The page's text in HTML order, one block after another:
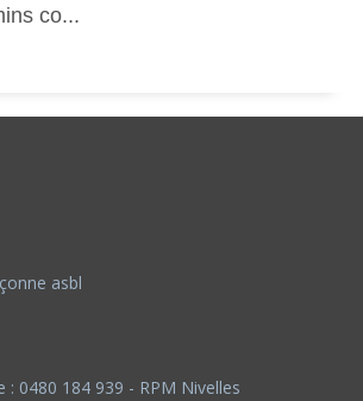
co...
asbl
: 0480 184 939 - RPM Nivelles